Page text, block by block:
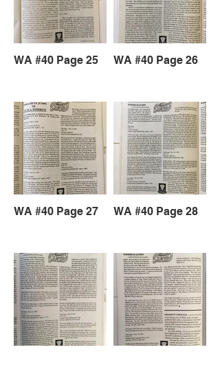
WA #40 Page 25 WA #40 Page 26
WA #40 Page 27 WA #40 Page 28